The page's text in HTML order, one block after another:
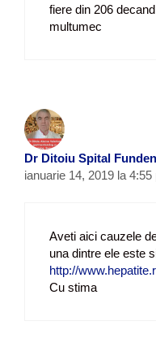
fiere din 206
multumec
Dr Ditoiu Spital
ianuarie 14, 2019 la 4:55
Aveti aici cauzele
una dintre ele este
http://
Cu stima